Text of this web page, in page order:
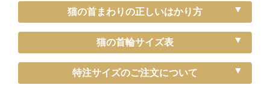
猫の首まわりの正しいはかり方
猫の首輪サイズ表
《特注》Sサイズ（－5cm）
特注サイズのご注文について